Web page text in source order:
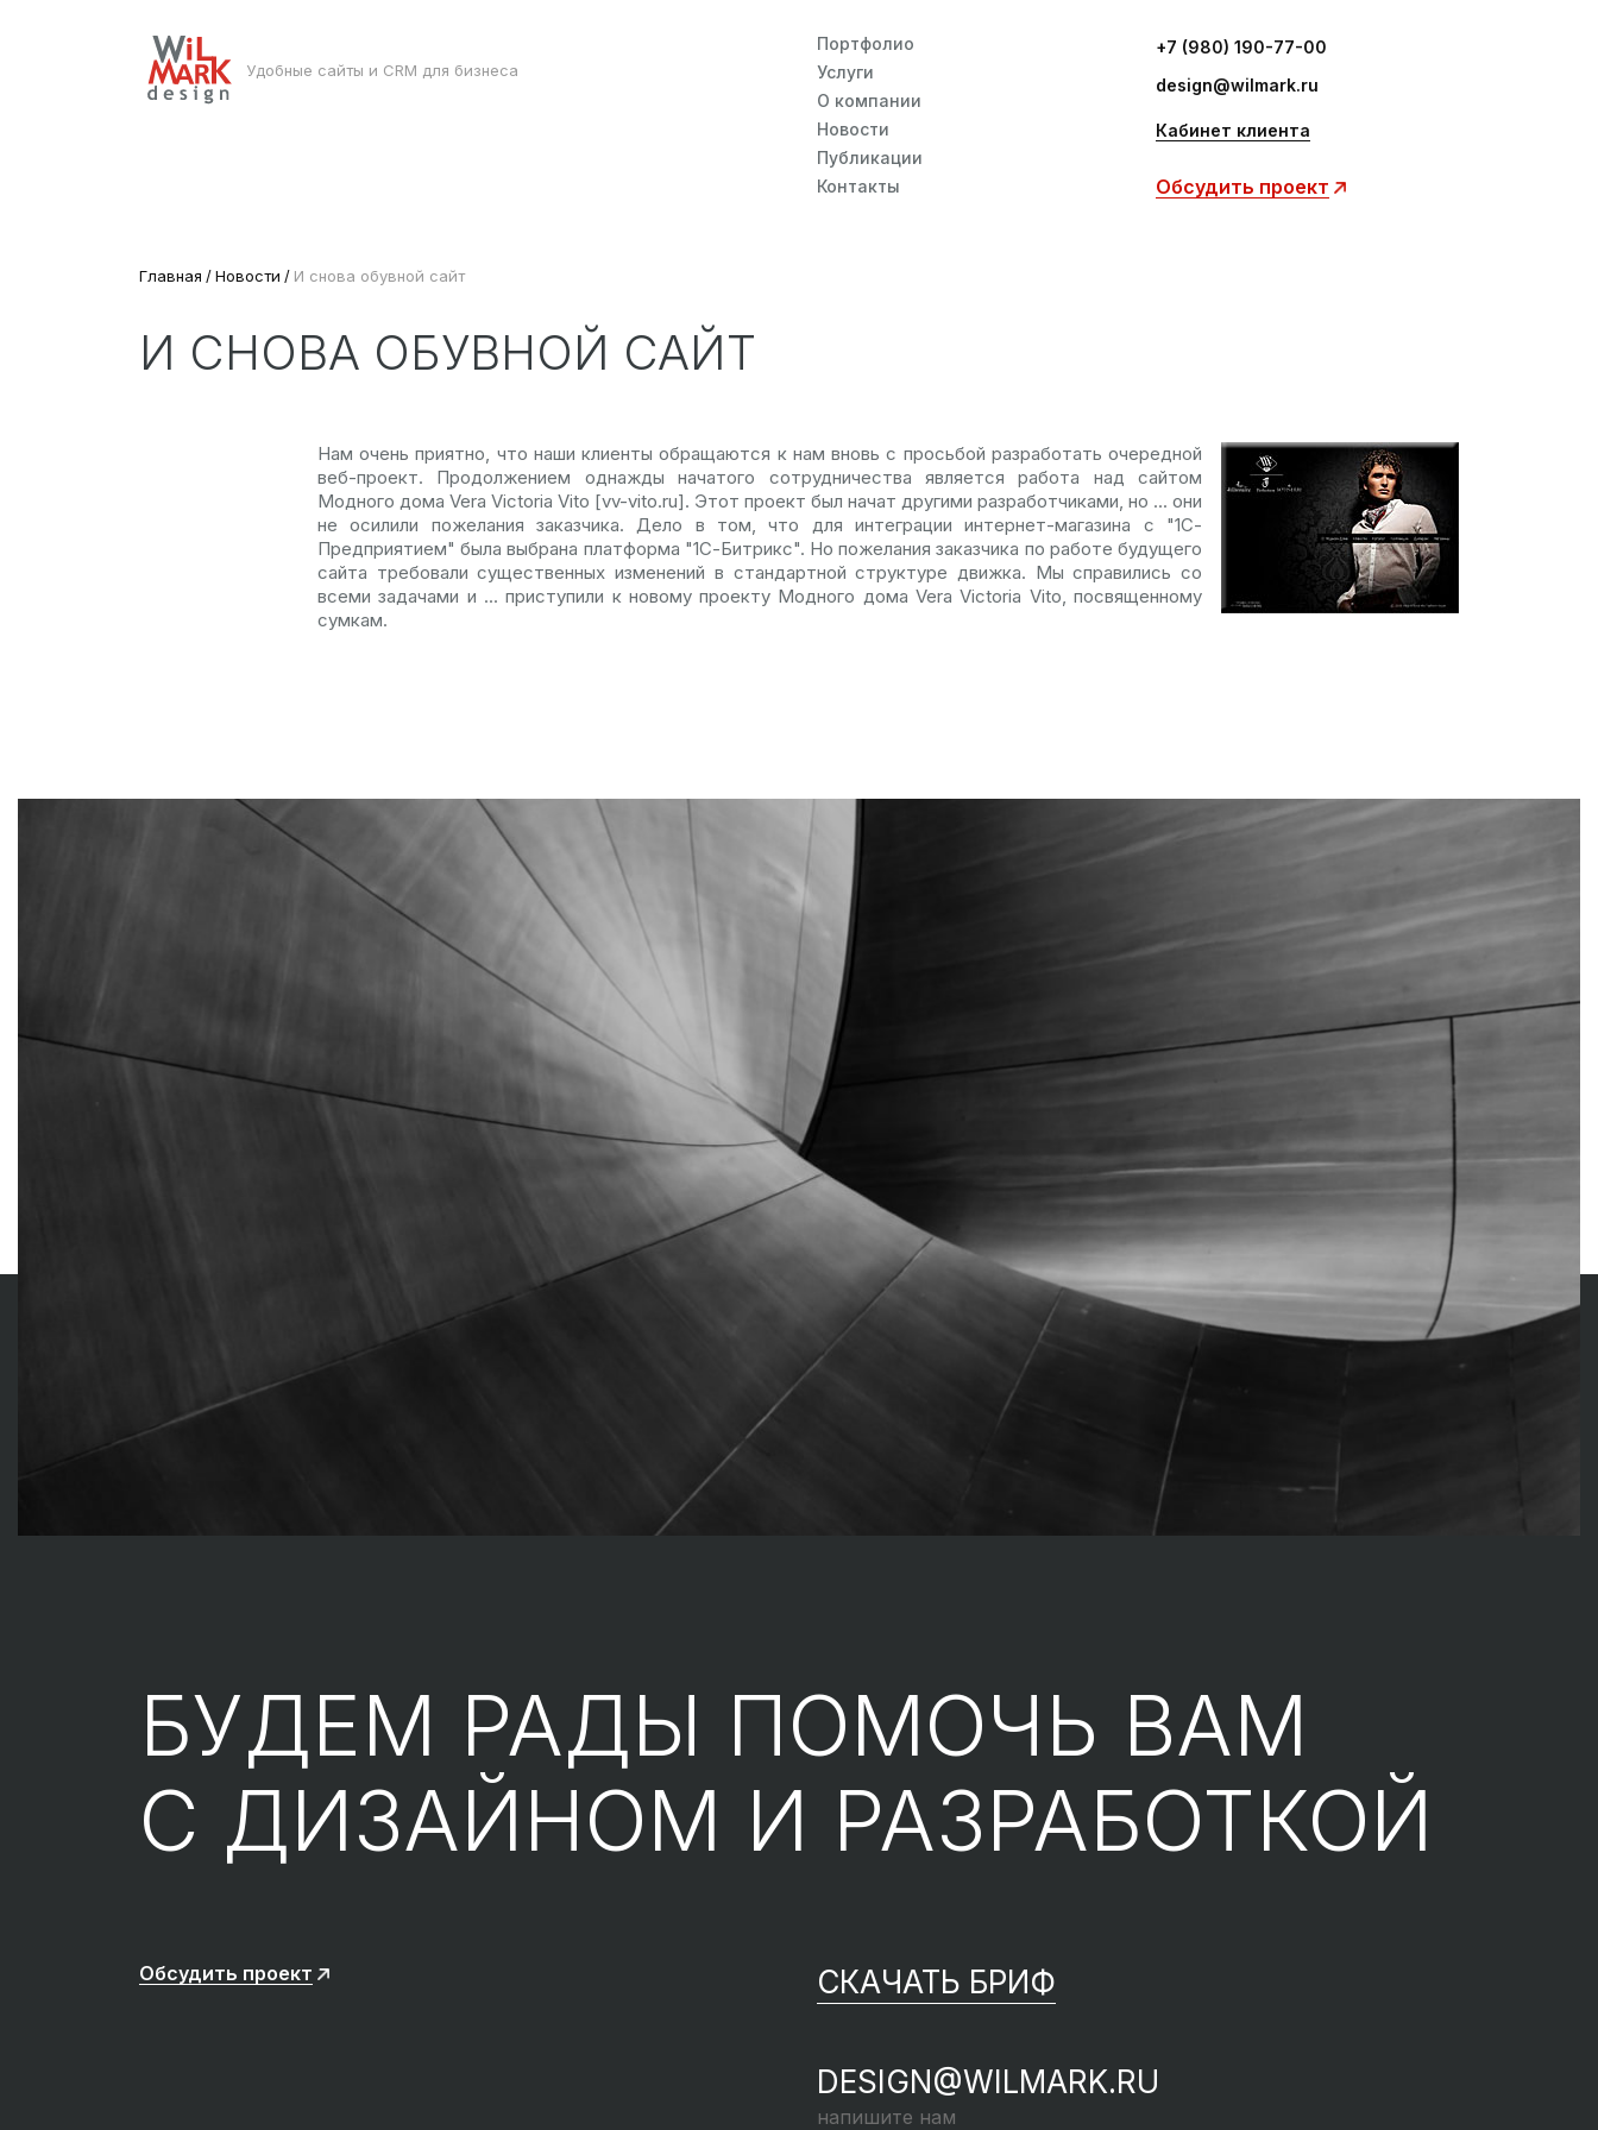
Удобные сайты и CRM для бизнеса
+7 (980) 190-77-00
design@wilmark.ru
Кабинет клиента
Обсудить проект
Портфолио
Услуги
О компании
Новости
Публикации
Контакты
Главная Новости И снова обувной сайт
И СНОВА ОБУВНОЙ САЙТ
Нам очень приятно, что наши клиенты обращаются к нам вновь с просьбой разработать очередной
веб-проект. Продолжением однажды начатого сотрудничества является работа над сайтом
Модного дома Vera Victoria Vito [vv-vito.ru]. Этот проект был начат другими разработчиками, но ... они
не осилили пожелания заказчика. Дело в том, что для интеграции интернет-магазина с "1С-
Предприятием" была выбрана платформа "1С-Битрикс". Но пожелания заказчика по работе будущего
сайта требовали существенных изменений в стандартной структуре движка. Мы справились со
всеми задачами и ... приступили к новому проекту Модного дома Vera Victoria Vito, посвященному
сумкам.
БУДЕМ РАДЫ ПОМОЧЬ ВАМ
С ДИЗАЙНОМ И РАЗРАБОТКОЙ
Обсудить проект СКАЧАТЬ БРИФ
DESIGN@WILMARK.RU
напишите нам